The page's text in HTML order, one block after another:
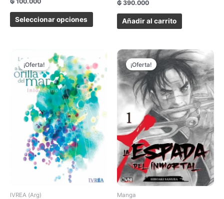
Seleccionar opciones
₲ 390.000
Añadir al carrito
¡Oferta!
IVREA (Arg)
precio
original
era:
₲ 150.000.
precio
actual
es:
₲ 140.000.
¡Oferta!
Manga
El
precio
original
era:
₲ 160.000.
El
precio
actual
es:
₲ 130.000.
Este
tiene
Las
se
pueden
elegir
en
página